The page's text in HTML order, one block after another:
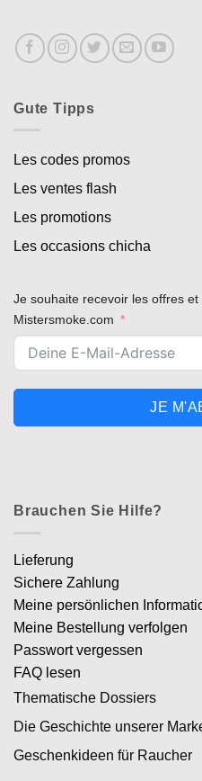
Gute Tipps
Les codes promos
Les ventes flash
Les promotions
Les occasions chicha
Je souhaite recevoir les offres
Mistersmoke.com
JE
Brauchen Sie Hilfe?
Lieferung
Sichere Zahlung
Meine persönlichen
Meine Bestellung verfolgen
Passwort vergessen
FAQ lesen
Thematische Dossiers
Die Geschichte unserer
Geschenkideen für Raucher
Appliquer les filtres